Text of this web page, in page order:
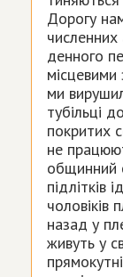
Дорогу
численних
денного
ми
тубільці
покритих
не
общинний
підлітків
чоловіків
назад у
живуть у